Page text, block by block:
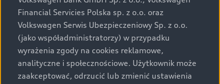
za dopłatą. Wiążące ustalenie ceny, wyposażenia i
specyfikacji pojazdu następują w umowie sprzedaży, a
określenie parametrów technicznych zawiera
świadectwo homologacji typu pojazdu. Zastrzegamy
sobie prawo do zmian i pomyłek. Wszelkie informacje
prezentowane na stronie są aktualne na dzień ich
zamieszczania. W celu uzyskania najnowszych
Financial Servicies Polska sp. z o.o. oraz
Volkswagen Serwis Ubezpieczeniowy Sp. z o.o.
(jako współadministratorzy) w przypadku
wyrażenia zgody na cookies reklamowe,
analityczne i społecznościowe. Użytkownik może
zaakceptować, odrzucić lub zmienić ustawienia